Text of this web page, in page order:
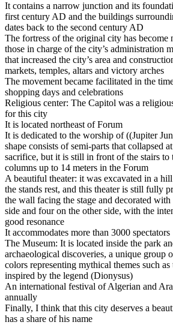
It contains a narrow junction and its
first century AD and the buildings
dates back to the second century AD
The fortress of the original city has become
those in charge of the city’s administration
that increased the city’s area and
markets, temples, altars and victory arches
The movement became facilitated in the
shopping days and celebrations
_ Religious center: The Capitol was a
for this city
It is located northeast of Forum
It is dedicated to the worship of ((Jupiter
shape consists of semi-parts that collapsed
sacrifice, but it is still in front of the stairs to
columns up to 14 meters in the Forum
A beautiful theater: it was excavated in a
the stands rest, and this theater is still fully
the wall facing the stage and decorated
side and four on the other side, with the
good resonance
It accommodates more than 3000 spectators
_ The Museum: It is located inside the park
archaeological discoveries, a unique group
colors representing mythical themes such
inspired by the legend (Dionysus)
An international festival of Algerian and
annually
Finally, I think that this city deserves a
has a share of his name